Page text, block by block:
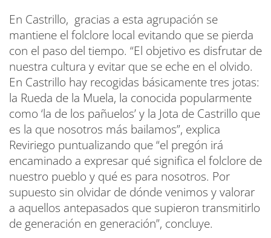
En Castrillo, gracias a esta agrupación se
mantiene el folclore local evitando que se pierda
con el paso del tiempo. “El objetivo es disfrutar de
nuestra cultura y evitar que se eche en el olvido.
En Castrillo hay recogidas básicamente tres jotas:
la Rueda de la Muela, la conocida popularmente
como ‘la de los pañuelos’ y la Jota de Castrillo que
es la que nosotros más bailamos”, explica
Reviriego puntualizando que “el pregón irá
encaminado a expresar qué significa el folclore de
nuestro pueblo y qué es para nosotros. Por
supuesto sin olvidar de dónde venimos y valorar
a aquellos antepasados que supieron transmitirlo
de generación en generación”, concluye.